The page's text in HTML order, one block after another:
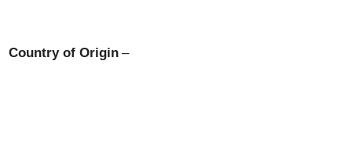
Country of Origin –